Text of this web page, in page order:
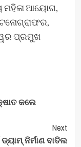
ମହିଳା ଆୟୋଗ,
ପ୍ରମୁଖ
କଲେ
Next
ନିର୍ମାଣ ବାତିଲ